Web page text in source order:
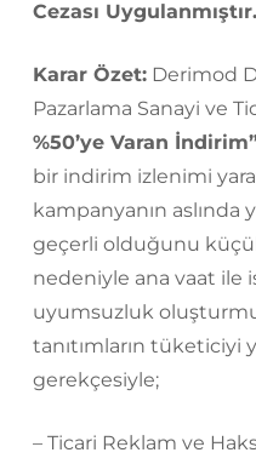
Cezası Uygulanmıştır.
Karar Özet:Derimod
Pazarlama Sanayi ve
%50’ye Varan
bir indirim izlenimi
kampanyanın aslında
geçerli olduğunu
nedeniyle ana vaat ile
uyumsuzluk
tanıtımların tüketiciyi
gerekçesiyle;
– Ticari Reklam ve